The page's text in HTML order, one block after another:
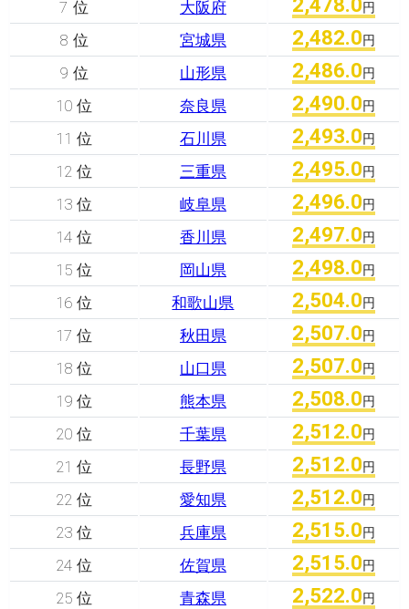
7 位 大阪府 円
8 位 宮城県 2,482.0円
9 位 山形県 2,486.0円
10 位 奈良県 2,490.0円
11 位 石川県 2,493.0円
12 位 三重県 2,495.0円
13 位 岐阜県 2,496.0円
14 位 香川県 2,497.0円
15 位 岡山県 2,498.0円
16 位 和歌山県 2,504.0円
17 位 秋田県 2,507.0円
18 位 山口県 2,507.0円
19 位 熊本県 2,508.0円
20 位 千葉県 2,512.0円
21 位 長野県 2,512.0円
22 位 愛知県 2,512.0円
23 位 兵庫県 2,515.0円
24 位 佐賀県 2,515.0円
25 位 青森県 2,522.0円